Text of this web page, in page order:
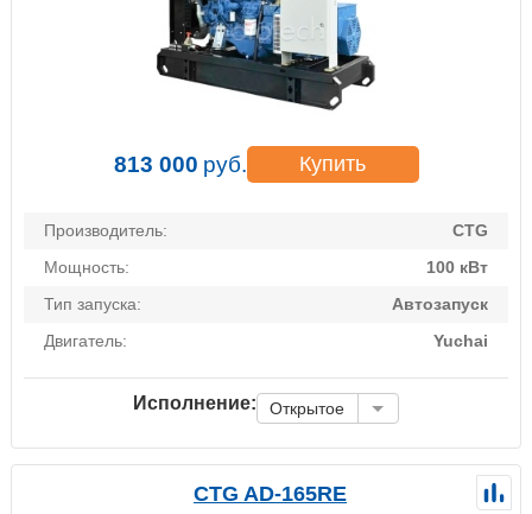
813 000 руб. Купить
Производитель:
CTG
Мощность:
100 кВт
Тип запуска:
Автозапуск
Двигатель:
Yuchai
Исполнение: Открытое
CTG AD-165RE